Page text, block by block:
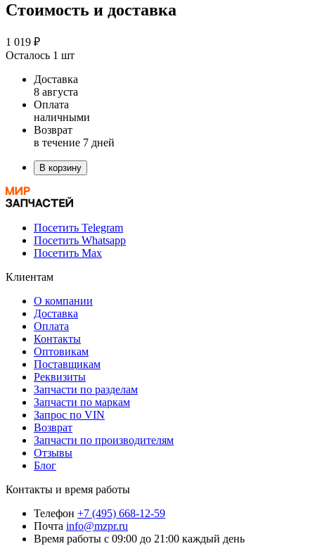
Стоимость и доставка
1 019 ₽
Осталось 1 шт
Доставка
8 августа
Оплата
наличными
Возврат
в течение 7 дней
В корзину
Посетить Telegram
Посетить Whatsapp
Посетить Max
Клиентам
О компании
Доставка
Оплата
Контакты
Оптовикам
Поставщикам
Реквизиты
Запчасти по разделам
Запчасти по маркам
Запрос по VIN
Возврат
Запчасти по производителям
Отзывы
Блог
Контакты и время работы
Телефон +7 (495) 668-12-59
Почта info@mzpr.ru
Время работы с 09:00 до 21:00 каждый день